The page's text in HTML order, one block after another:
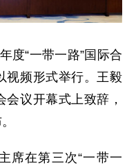
度“一带一路”国际合
视频形式举行。王毅
会议开幕式上致辞，
席在第三次“一带一